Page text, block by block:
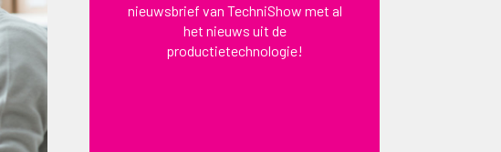
nieuwsbrief van TechniShow met al
het nieuws uit de
productietechnologie!